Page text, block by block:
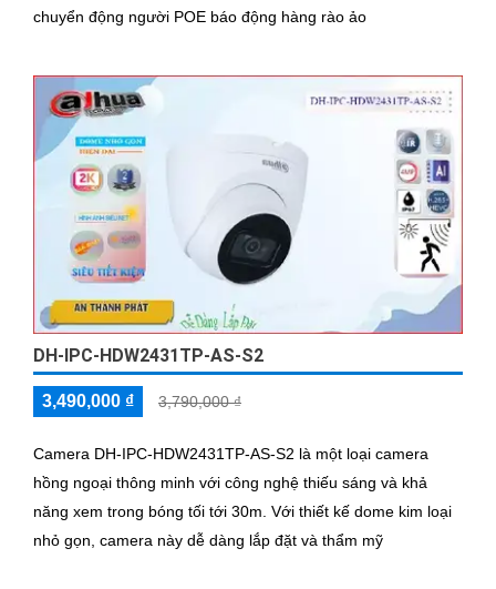
chuyển động người POE báo động hàng rào ảo
DH-IPC-HDW2431TP-AS-S2
3,490,000 ₫ 3,790,000 ₫
Camera DH-IPC-HDW2431TP-AS-S2 là một loại camera
hồng ngoại thông minh với công nghệ thiếu sáng và khả
năng xem trong bóng tối tới 30m. Với thiết kế dome kim loại
nhỏ gọn, camera này dễ dàng lắp đặt và thẩm mỹ